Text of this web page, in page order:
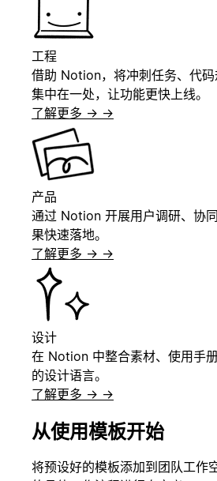
工程
借助 Notion，将冲刺任务、代
集中在一处，让功能更快上线。
了解更多 → →
产品
通过 Notion 开展用户调研、协
果快速落地。
了解更多 → →
设计
在 Notion 中整合素材、使用手
的设计语言。
了解更多 → →
从使用模板开始
将预设好的模板添加到团队工作